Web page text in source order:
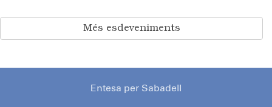
Més esdeveniments
Entesa per Sabadell